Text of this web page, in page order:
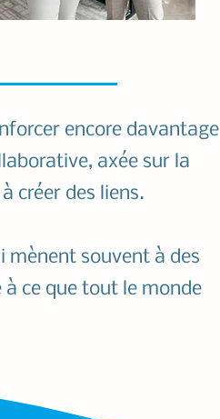
encore davantage
axée sur la
créer des liens.
souvent à des
ce que tout le monde